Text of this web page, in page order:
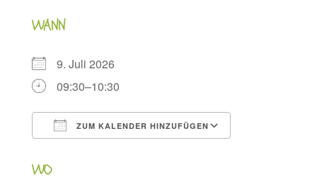
WANN
9. Juli 2026
09:30–10:30
ZUM KALENDER HINZUFÜGEN
WO